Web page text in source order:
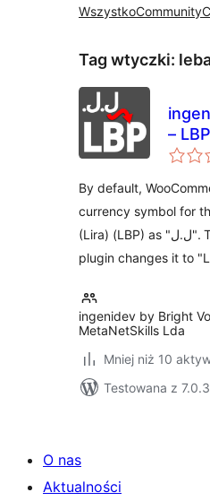
WszystkoCommunity
Tag wtyczki:
–
By default,
currency symbol for
(Lira) (LBP) as "ل.ل". This ingenidev
plugin changes it to
ingenidev by Bright
MetaNetSkills Lda
Mniej niż 10
Testowana z 7.0.3
O nas
Aktualności